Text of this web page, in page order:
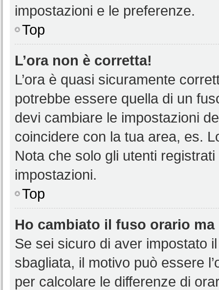
impostazioni e le preferenze.
Top
L’ora non è corretta!
L’ora è quasi sicuramente
potrebbe essere quella di un
devi cambiare le impostazioni
coincidere con la tua area, es.
Nota che solo gli utenti
impostazioni.
Top
Ho cambiato il fuso orario ma
Se sei sicuro di aver impostato
sbagliata, il motivo può essere
per calcolare le differenze di